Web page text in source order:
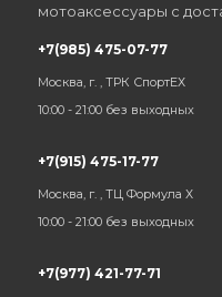
мотоаксессуары с
+7(985) 475-07-77
Москва, г. , ТРК СпортЕХ
10:00 - 21:00 без выходных
+7(915) 475-17-77
Москва, г. , ТЦ Формула Х
10:00 - 21:00 без выходных
+7(977) 421-77-71